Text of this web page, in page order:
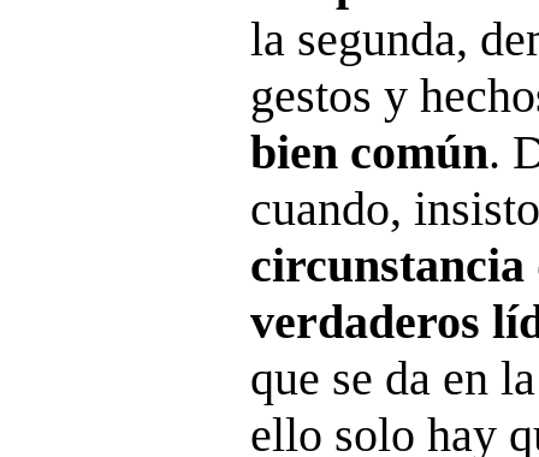
la segunda,
gestos y
bien común.
cuando,
circunstancia
verdaderos
que se da en
ello solo hay